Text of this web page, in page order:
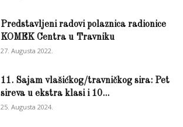
Predstavljeni radovi polaznica radionice
KOMEK Centra u Travniku
27. Augusta 2022.
11. Sajam vlašićkog/travničkog sira: Pet
sireva u ekstra klasi i 10...
25. Augusta 2024.